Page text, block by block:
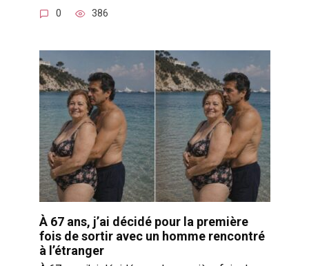
0 386
À 67 ans, j’ai décidé pour la première
fois de sortir avec un homme rencontré
à l’étranger